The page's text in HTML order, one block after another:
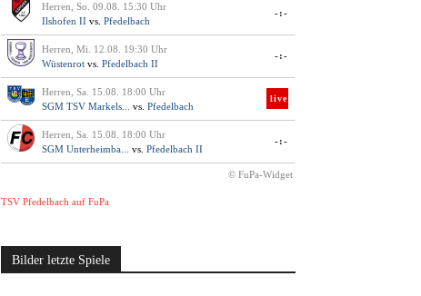
Herren, So. 09.08. 15:30 Uhr
Ilshofen II vs. Pfedelbach
-:-
Herren, Mi. 12.08. 19:30 Uhr
Wüstenrot vs. Pfedelbach II
-:-
Herren, Sa. 15.08. 18:00 Uhr
SGM TSV Markels...
vs. Pfedelbach
live
Herren, Sa. 15.08. 18:00 Uhr
SGM Unterheimba...
vs. Pfedelbach II
-:-
© FuPa-Widget
TSV Pfedelbach auf FuPa
Bilder letzte Spiele